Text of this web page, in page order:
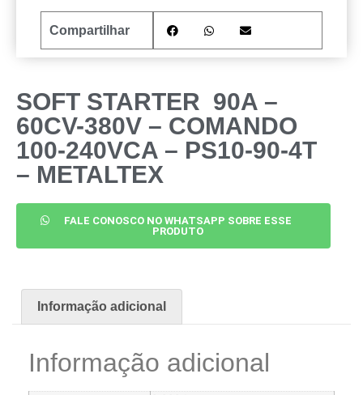
SOFT STARTER 90A –
60CV-380V – COMANDO
100-240VCA – PS10-90-4T
– METALTEX
FALE CONOSCO NO WHATSAPP SOBRE ESSE
PRODUTO
Compartilhar
Informação adicional
Informação adicional